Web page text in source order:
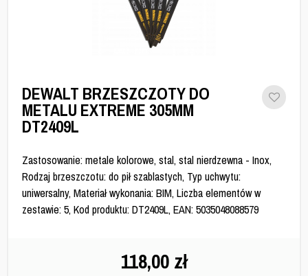
DEWALT BRZESZCZOTY DO
METALU EXTREME 305MM
DT2409L
Zastosowanie: metale kolorowe, stal, stal nierdzewna - Inox,
Rodzaj brzeszczotu: do pił szablastych, Typ uchwytu:
uniwersalny, Materiał wykonania: BIM, Liczba elementów w
zestawie: 5, Kod produktu: DT2409L, EAN: 5035048088579
118,00 zł